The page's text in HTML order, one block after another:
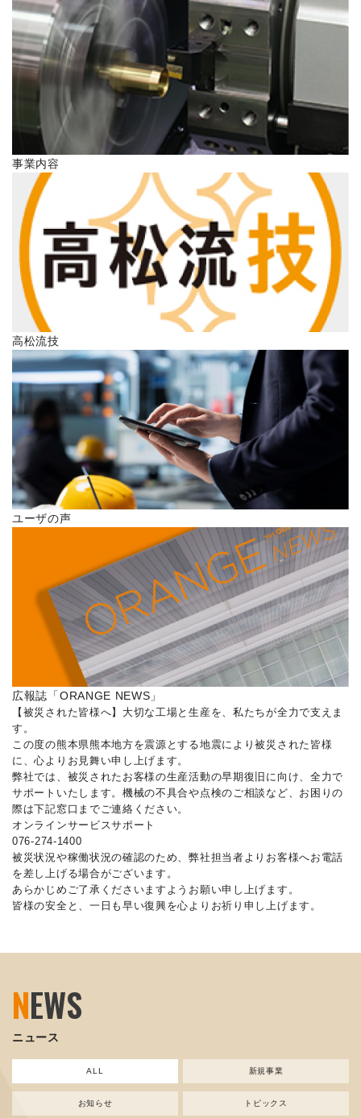
プライバシーポリシー
ENGLISH
事業内容
高松流技
ユーザの声
広報誌「ORANGE NEWS」
【被災された皆様へ】大切な工場と生産を、私たちが全力で支えま
す。
この度の熊本県熊本地方を震源とする地震により被災された皆様
に、心よりお見舞い申し上げます。
弊社では、被災されたお客様の生産活動の早期復旧に向け、全力で
サポートいたします。機械の不具合や点検のご相談など、お困りの
際は下記窓口までご連絡ください。
オンラインサービスサポート
076-274-1400
被災状況や稼働状況の確認のため、弊社担当者よりお客様へお電話
を差し上げる場合がございます。
あらかじめご了承くださいますようお願い申し上げます。
皆様の安全と、一日も早い復興を心よりお祈り申し上げます。
NEWS
ニュース
ALL 新規事業
お知らせ トピックス